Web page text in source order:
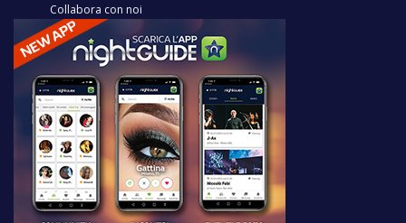
Collabora con noi